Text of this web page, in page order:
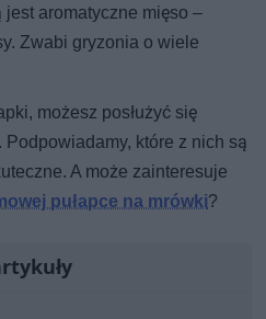
aromatyczne mięso –
Zwabi gryzonia o wiele
możesz posłużyć się
Podpowiadamy, które z nich są
A może zainteresuje
pułapce na mrówki?